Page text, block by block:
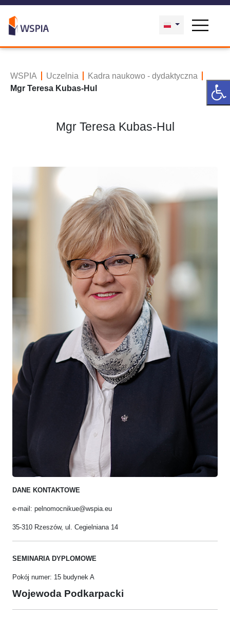
WSPIA Uczelnia
Kadra naukowo - dydaktyczna
Mgr Teresa Kubas-Hul
Mgr Teresa Kubas-Hul
DANE KONTAKTOWE
e-mail: pelnomocnikue@wspia.eu
35-310 Rzeszów, ul. Cegielniana 14
SEMINARIA DYPLOMOWE
Pokój numer: 15 budynek A
Wojewoda Podkarpacki